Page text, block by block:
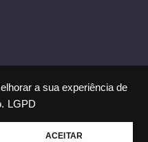
a sua experiência de
LGPD
ACEITAR
All rights reserved.